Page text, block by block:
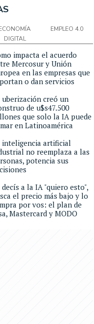
DIGITAL
EMPLEO 4.0
impacta el acuerdo
Mercosur y Unión
en las empresas que
o dan servicios
uberización creó un
de u$s47.500
que solo la IA puede
en Latinoamérica
inteligencia artificial
no reemplaza a las
potencia sus
decís a la IA "quiero esto",
el precio más bajo y lo
por vos: el plan de
Mastercard y MODO